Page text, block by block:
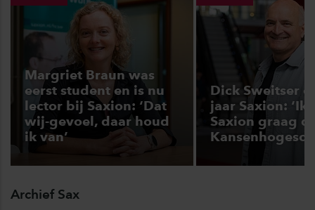
Margriet Braun was
eerst student en is nu
lector bij Saxion: ‘Dat
wij-gevoel, daar houd
ik van’
Dick Sweitser
jaar Saxion: ‘Ik
Saxion graag
Archief Sax